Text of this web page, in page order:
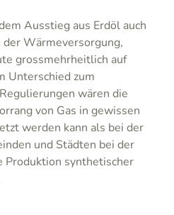
Ausstieg aus Erdöl auch
Wärmeversorgung,
grossmehrheitlich auf
Unterschied zum
wären die
von Gas in gewissen
werden kann als bei der
und Städten bei der
Produktion synthetischer